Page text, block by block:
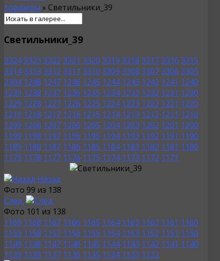
торшеры » Светильники_39
Светильники_39
33243323 3322 3321 3320 3319 3318 33173316 3315
33143313 3312 3311 3310 3309 3308 33073306 3305
3304 1248 1247 1246 1245 1244 1243 1242 1241 1240
1239 1238 1237 1236 1235 1234 1233 1232 1231 1230
1229 1228 1227 1226 1225 1224 1223 1222 1221 1220
1219 1218 1217 1216 1215 1214 1213 1212 1211 1210
1209 1208 1207 1206 1205 1204 1203 1202 1201 1200
1199 1198 1197 1196 1195 1194 1193 1192 1191 1190
1189 1188 1187 1186 1185 1184 1183 1182 1181 1180
1179 1178 1177 1176 1175 1174 1173 1172 1171
Назад
Фото 99 из 138
След.
Фото 101 из 138
1169 1168 1167 1166 1165 1164 1163 1162 1161 1160
1159 1158 1157 1156 1155 1154 1153 1152 1151 1150
1149 1148 1147 1146 1145 1144 1143 1142 1141 1140
1139 1138 1137 1136 1135 1134 1133 1132